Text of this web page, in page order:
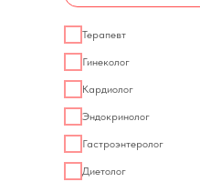
Терапевт
Гинеколог
Кардиолог
Эндокринолог
Гастроэнтеролог
Диетолог